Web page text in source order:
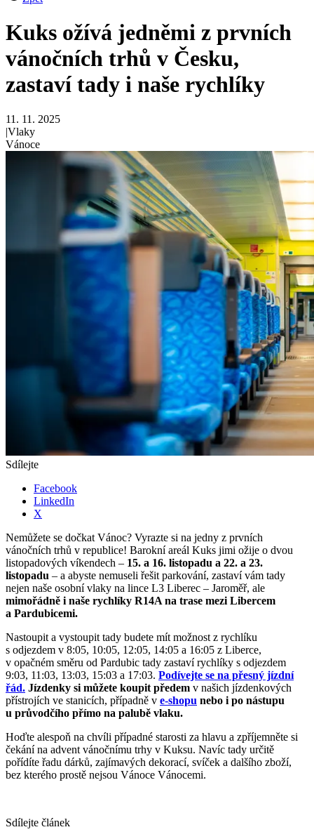
Kuks ožívá jedněmi z prvních
vánočních trhů v Česku,
zastaví tady i naše rychlíky
11. 11. 2025
|Vlaky
Vánoce
Sdílejte
Facebook
LinkedIn
X
Nemůžete se dočkat Vánoc? Vyrazte si na jedny z prvních
vánočních trhů v republice! Barokní areál Kuks jimi ožije o dvou
listopadových víkendech – 15. a 16. listopadu a 22. a 23.
listopadu – a abyste nemuseli řešit parkování, zastaví vám tady
nejen naše osobní vlaky na lince L3 Liberec – Jaroměř, ale
mimořádně i naše rychlíky R14A na trase mezi Libercem
a Pardubicemi.
Nastoupit a vystoupit tady budete mít možnost z rychlíku
s odjezdem v 8:05, 10:05, 12:05, 14:05 a 16:05 z Liberce,
v opačném směru od Pardubic tady zastaví rychlíky s odjezdem
9:03, 11:03, 13:03, 15:03 a 17:03. Podívejte se na přesný jízdní
řád. Jízdenky si můžete koupit předem v našich jízdenkových
přístrojích ve stanicích, případně v e-shopu nebo i po nástupu
u průvodčího přímo na palubě vlaku.
Hoďte alespoň na chvíli případné starosti za hlavu a zpříjemněte si
čekání na advent vánočnímu trhy v Kuksu. Navíc tady určitě
pořídíte řadu dárků, zajímavých dekorací, svíček a dalšího zboží,
bez kterého prostě nejsou Vánoce Vánocemi.
Sdílejte článek